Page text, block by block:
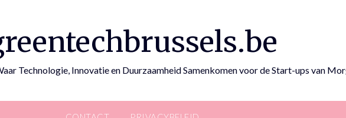
Technologie, Innovatie en Duurzaamheid Samenkomen voor de Start-ups van